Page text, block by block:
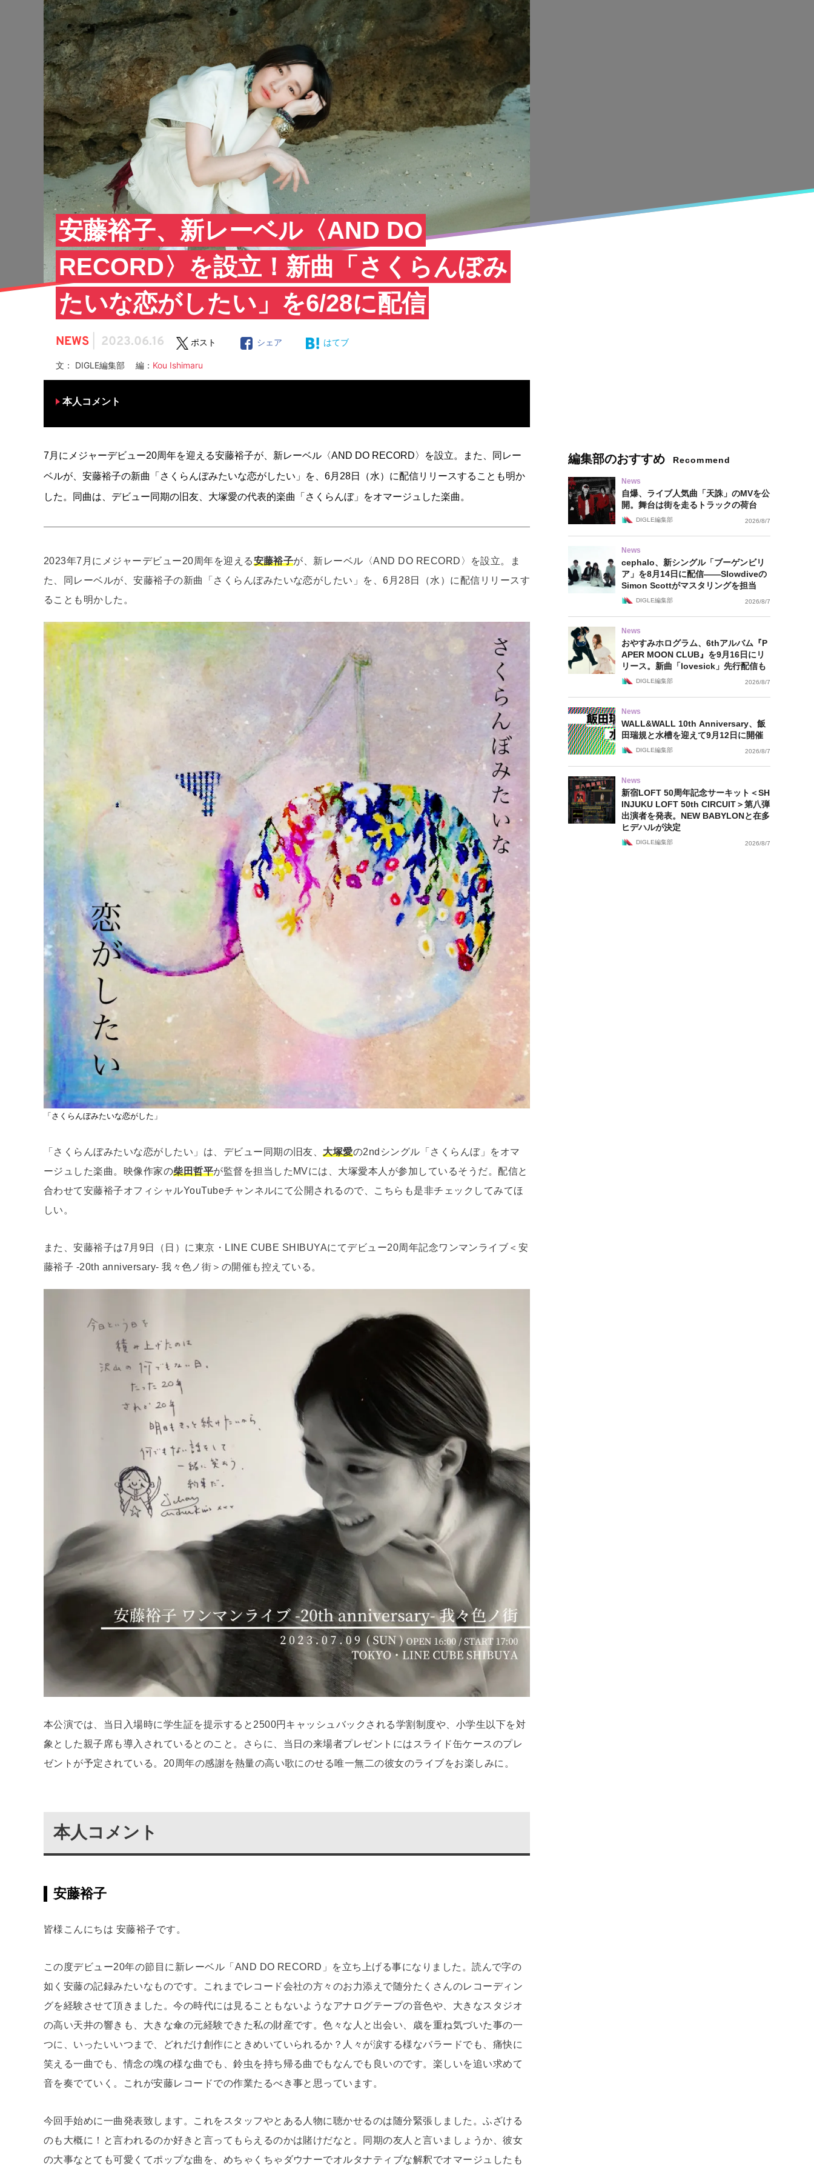
安藤裕子、新レーベル〈AND DO
RECORD〉を設立！新曲「さくらんぼみ
たいな恋がしたい」を6/28に配信
NEWS 2023.06.16 ポスト シェア はてブ
文： DIGLE編集部 編： Kou Ishimaru
本人コメント
7月にメジャーデビュー20周年を迎える安藤裕子が、新レーベル〈AND DO RECORD〉を設立。また、同レー
ベルが、安藤裕子の新曲「さくらんぼみたいな恋がしたい」を、6月28日（水）に配信リリースすることも明か
した。同曲は、デビュー同期の旧友、大塚愛の代表的楽曲「さくらんぼ」をオマージュした楽曲。
2023年7月にメジャーデビュー20周年を迎える安藤裕子が、新レーベル〈AND DO RECORD〉を設立。ま
た、同レーベルが、安藤裕子の新曲「さくらんぼみたいな恋がしたい」を、6月28日（水）に配信リリースす
ることも明かした。
「さくらんぼみたいな恋がした」
「さくらんぼみたいな恋がしたい」は、デビュー同期の旧友、大塚愛の2ndシングル「さくらんぼ」をオマ
ージュした楽曲。映像作家の柴田哲平が監督を担当したMVには、大塚愛本人が参加しているそうだ。配信と
合わせて安藤裕子オフィシャルYouTubeチャンネルにて公開されるので、こちらも是非チェックしてみてほ
しい。
また、安藤裕子は7月9日（日）に東京・LINE CUBE SHIBUYAにてデビュー20周年記念ワンマンライブ＜安
藤裕子 -20th anniversary- 我々色ノ街＞の開催も控えている。
本公演では、当日入場時に学生証を提示すると2500円キャッシュバックされる学割制度や、小学生以下を対
象とした親子席も導入されているとのこと。さらに、当日の来場者プレゼントにはスライド缶ケースのプレ
ゼントが予定されている。20周年の感謝を熱量の高い歌にのせる唯一無二の彼女のライブをお楽しみに。
本人コメント
安藤裕子
皆様こんにちは 安藤裕子です。
この度デビュー20年の節目に新レーベル「AND DO RECORD」を立ち上げる事になりました。読んで字の
如く安藤の記録みたいなものです。これまでレコード会社の方々のお力添えで随分たくさんのレコーディン
グを経験させて頂きました。今の時代には見ることもないようなアナログテープの音色や、大きなスタジオ
の高い天井の響きも、大きな傘の元経験できた私の財産です。色々な人と出会い、歳を重ね気づいた事の一
つに、いったいいつまで、どれだけ創作にときめいていられるか？人々が涙する様なバラードでも、痛快に
笑える一曲でも、情念の塊の様な曲でも、鈴虫を持ち帰る曲でもなんでも良いのです。楽しいを追い求めて
音を奏でていく。これが安藤レコードでの作業たるべき事と思っています。
今回手始めに一曲発表致します。これをスタッフやとある人物に聴かせるのは随分緊張しました。ふざける
のも大概に！と言われるのか好きと言ってもらえるのかは賭けだなと。同期の友人と言いましょうか、彼女
の大事なとても可愛くてポップな曲を、めちゃくちゃダウナーでオルタナティブな解釈でオマージュしたも
編集部のおすすめ Recommend
News
自爆、ライブ人気曲「天誅」のMVを公
開。舞台は街を走るトラックの荷台
DIGLE編集部 2026/8/7
News
cephalo、新シングル「ブーゲンビリ
ア」を8月14日に配信——Slowdiveの
Simon Scottがマスタリングを担当
DIGLE編集部 2026/8/7
News
おやすみホログラム、6thアルバム『P
APER MOON CLUB』を9月16日にリ
リース。新曲「lovesick」先行配信も
DIGLE編集部 2026/8/7
News
WALL&WALL 10th Anniversary、飯
田瑞規と水槽を迎えて9月12日に開催
DIGLE編集部 2026/8/7
News
新宿LOFT 50周年記念サーキット＜SH
INJUKU LOFT 50th CIRCUIT＞第八弾
出演者を発表。NEW BABYLONと在多
ヒデハルが決定
DIGLE編集部 2026/8/7